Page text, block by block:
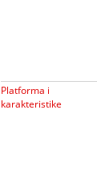
Platforma i
karakteristike